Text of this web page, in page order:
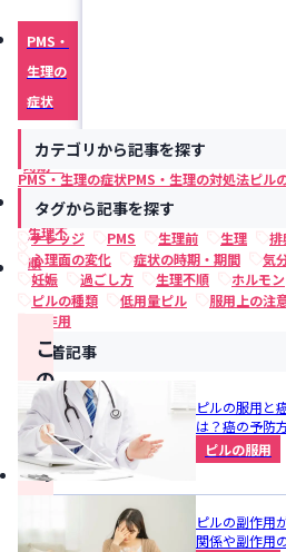
PMS・
生理の
症状
時期・
生理不
順
こ
の
記
事
の
ま
と
カテゴリから記事を探す
PMS・生理の症状PMS・生理の対処法ピル
タグから記事を探す
ナレッジ PMS 生理前 生理 排
心理面の変化
症状の時期・期間 気
妊娠
過ごし方 生理不順 ホルモン
ピルの種類
低用量ピル 服用上の注
副作用
新着記事
ピルの服用と
は？癌の予防
ピルの服用
ピルの副作用
関係や副作用